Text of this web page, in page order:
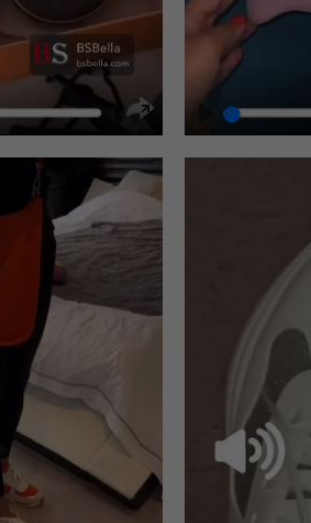
Unmute
Enter
fullscreen
Play